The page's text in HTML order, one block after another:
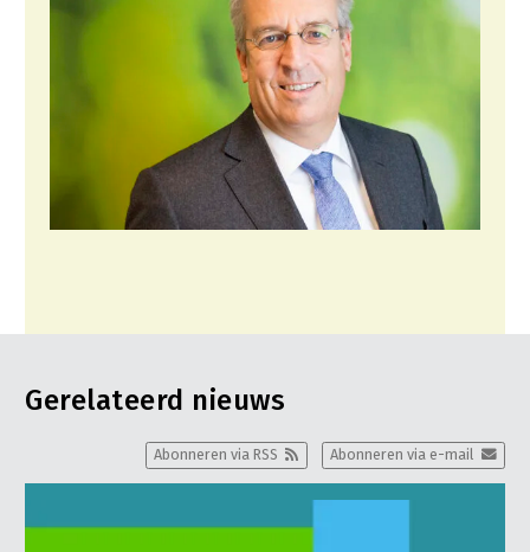
Gerelateerd nieuws
Abonneren via e-mail
Abonneren via RSS